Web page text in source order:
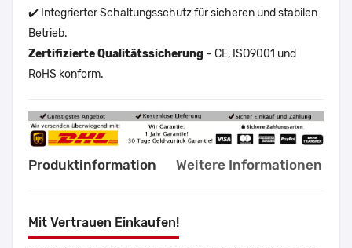
✔️ Integrierter Schaltungsschutz für sicheren und stabilen
Betrieb.
Zertifizierte Qualitätssicherung – CE, ISO9001 und
RoHS konform.
Produktinformation Weitere Informationen
Mit Vertrauen Einkaufen!